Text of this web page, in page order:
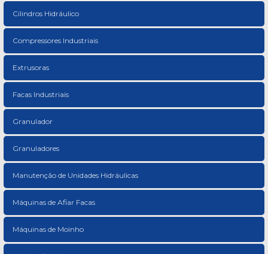
Cilindros Hidráulico
Compressores Industriais
Extrusoras
Facas Industriais
Granulador
Granuladores
Manutenção de Unidades Hidráulicas
Máquinas de Afiar Facas
Máquinas de Moinho